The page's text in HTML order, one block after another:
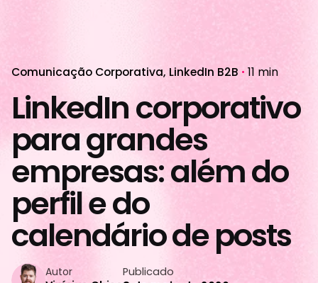
Comunicação Corporativa LinkedIn B2B 11 min
LinkedIn corporativo
para grandes
empresas: além do
perfil e do
calendário de posts
Autor
Publicado